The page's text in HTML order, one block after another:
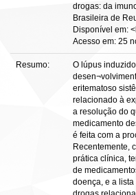
drogas: da
Brasileira de
Disponível em:
Acesso em: 25
Resumo:
O lúpus
eritematoso
relacionado à
a resolução do
medicamento
é feita com a
Recentemente,
prática clínica,
de
doença, e a